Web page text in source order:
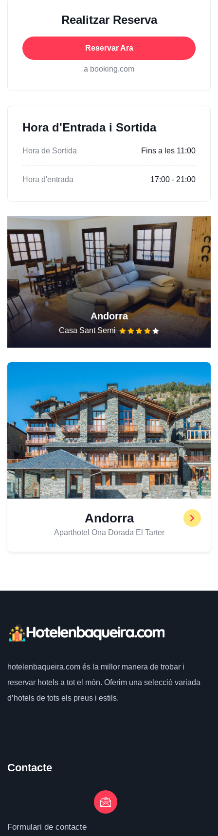
Realitzar Reserva
Reservar Ara
a booking.com
Hora d'Entrada i Sortida
Hora de Sortida Fins a les 11:00
Hora d'entrada 17:00 - 21:00
Andorra
Casa Sant Serni
Andorra
Aparthotel Ona Dorada El Tarter
hotelenbaqueira.com és la millor manera de trobar i
reservar hotels a tot el món. Oferim una selecció variada
d’hotels de tots els preus i estils.
Contacte
Formulari de contacte